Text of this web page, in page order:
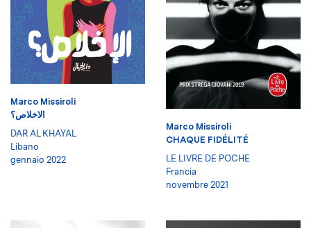
Marco Missiroli
الاخلاص؟
DAR AL KHAYAL
Libano
gennaio 2022
Marco Missiroli
CHAQUE FIDÉLITÉ
LE LIVRE DE POCHE
Francia
novembre 2021